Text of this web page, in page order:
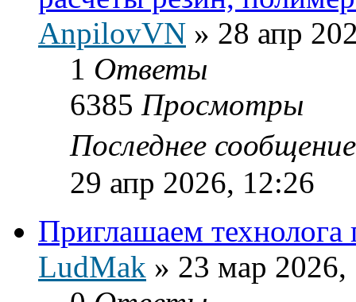
AnpilovVN » 28 апр
1 Ответы
6385 Просмотры
Последнее
29 апр 2026, 12:26
Приглашаем технолога
LudMak » 23 мар 2026,